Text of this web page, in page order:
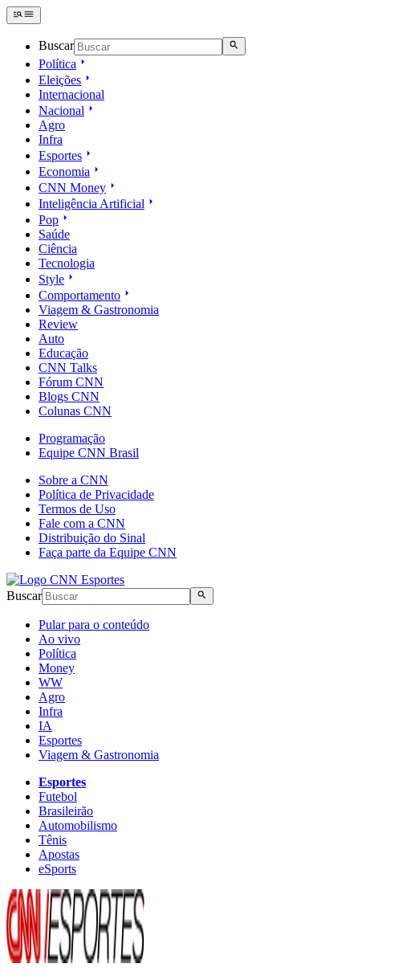
Buscar
Política
Eleições
Internacional
Nacional
Agro
Infra
Esportes
Economia
CNN Money
Inteligência Artificial
Pop
Saúde
Ciência
Tecnologia
Style
Comportamento
Viagem & Gastronomia
Review
Auto
Educação
CNN Talks
Fórum CNN
Blogs CNN
Colunas CNN
Programação
Equipe CNN Brasil
Sobre a CNN
Política de Privacidade
Termos de Uso
Fale com a CNN
Distribuição do Sinal
Faça parte da Equipe CNN
Buscar
Pular para o conteúdo
Ao vivo
Política
Money
WW
Agro
Infra
IA
Esportes
Viagem & Gastronomia
Esportes
Futebol
Brasileirão
Automobilismo
Tênis
Apostas
eSports